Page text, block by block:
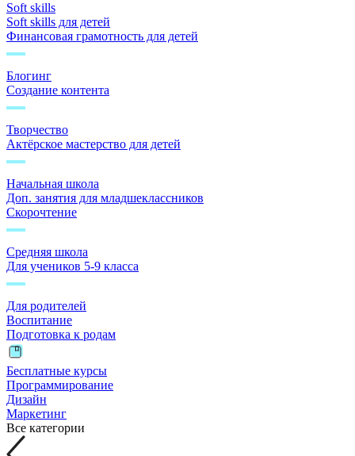
Soft skills
Soft skills для детей
Финансовая грамотность для детей
Блогинг
Создание контента
Творчество
Актёрское мастерство для детей
Начальная школа
Доп. занятия для младшеклассников
Скорочтение
Средняя школа
Для учеников 5-9 класса
Для родителей
Воспитание
Подготовка к родам
Бесплатные курсы
Программирование
Дизайн
Маркетинг
Все категории